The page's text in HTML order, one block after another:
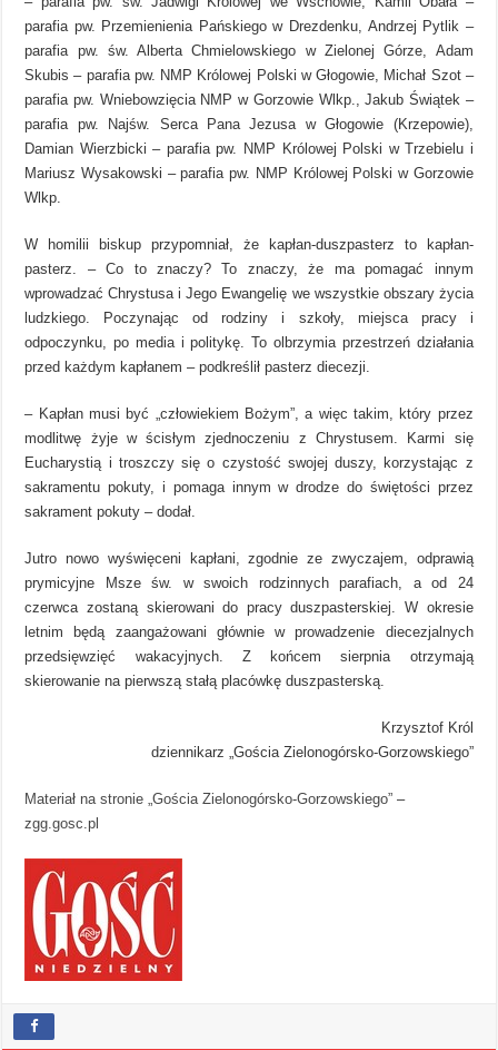
parafia pw. Przemienienia Pańskiego w Drezdenku, Andrzej Pytlik –
parafia pw. św. Alberta Chmielowskiego w Zielonej Górze, Adam
Skubis – parafia pw. NMP Królowej Polski w Głogowie, Michał Szot –
parafia pw. Wniebowzięcia NMP w Gorzowie Wlkp., Jakub Świątek –
parafia pw. Najśw. Serca Pana Jezusa w Głogowie (Krzepowie),
Damian Wierzbicki – parafia pw. NMP Królowej Polski w Trzebielu i
Mariusz Wysakowski – parafia pw. NMP Królowej Polski w Gorzowie
Wlkp.
W homilii biskup przypomniał, że kapłan-duszpasterz to kapłan-
pasterz. – Co to znaczy? To znaczy, że ma pomagać innym
wprowadzać Chrystusa i Jego Ewangelię we wszystkie obszary życia
ludzkiego. Poczynając od rodziny i szkoły, miejsca pracy i
odpoczynku, po media i politykę. To olbrzymia przestrzeń działania
przed każdym kapłanem – podkreślił pasterz diecezji.
– Kapłan musi być „człowiekiem Bożym”, a więc takim, który przez
modlitwę żyje w ścisłym zjednoczeniu z Chrystusem. Karmi się
Eucharystią i troszczy się o czystość swojej duszy, korzystając z
sakramentu pokuty, i pomaga innym w drodze do świętości przez
sakrament pokuty – dodał.
Jutro nowo wyświęceni kapłani, zgodnie ze zwyczajem, odprawią
prymicyjne Msze św. w swoich rodzinnych parafiach, a od 24
czerwca zostaną skierowani do pracy duszpasterskiej. W okresie
letnim będą zaangażowani głównie w prowadzenie diecezjalnych
przedsięwzięć wakacyjnych. Z końcem sierpnia otrzymają
skierowanie na pierwszą stałą placówkę duszpasterską.
Krzysztof Król
dziennikarz „Gościa Zielonogórsko-Gorzowskiego”
Materiał na stronie „Gościa Zielonogórsko-Gorzowskiego” –
zgg.gosc.pl